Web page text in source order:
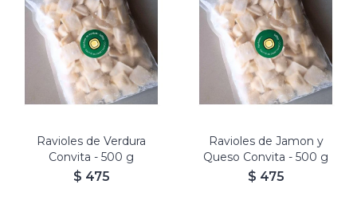
Ravioles de Verdura
Convita - 500 g
$ 475
Ravioles de Jamon y
Queso Convita - 500 g
$ 475
Ñoquis
Especialidades
Sin rebozar
Sin Rebozar
Helados